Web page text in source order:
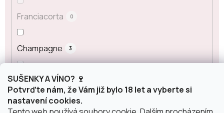
SUŠENKY A VÍNO? 🍷
Potvrďte nám, že Vám již bylo 18 let a vyberte si
nastavení cookies.
Franciacorta 0
Champagne 3
Prosecco 0